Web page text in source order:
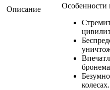
Описание
Особенности
колесах.